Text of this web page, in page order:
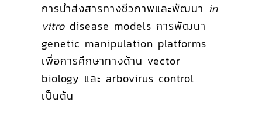
การนำส่งสารทางชีวภาพและพัฒนา in
vitro disease models การพัฒนา
genetic manipulation platforms
เพื่อการศึกษาทางด้าน vector
biology และ arbovirus control
เป็นต้น